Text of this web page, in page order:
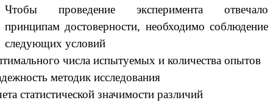
Чтобы проведение эксперимента отвечало
принципам достоверности, необходимо соблюдение
следующих условий
числа испытуемых и количества опытов
методик исследования
статистической значимости различий